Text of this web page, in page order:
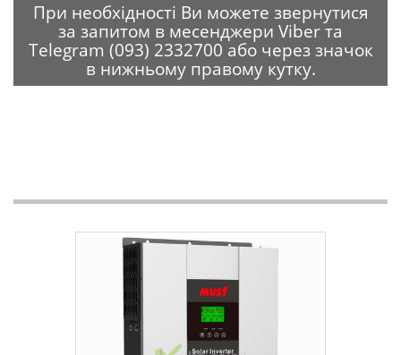
При необхідності Ви можете звернутися
за запитом в месенджери Viber та
Telegram (093) 2332700 або через значок
в нижньому правому кутку.